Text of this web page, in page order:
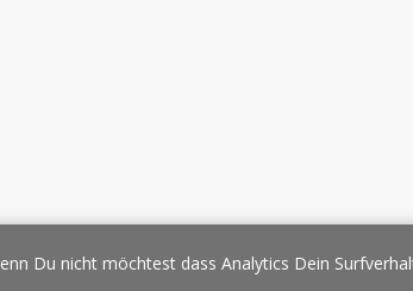
Sponsoring Impressum Copyright
Du nicht möchtest dass Analytics Dein